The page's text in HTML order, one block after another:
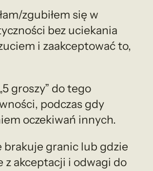
zgubiłem się w
bez uciekania
i zaakceptować to,
groszy” do tego
podczas gdy
oczekiwań innych.
brakuje granic lub gdzie
z akceptacji i odwagi do